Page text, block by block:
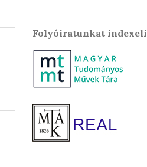
Folyóiratunkat indexeli